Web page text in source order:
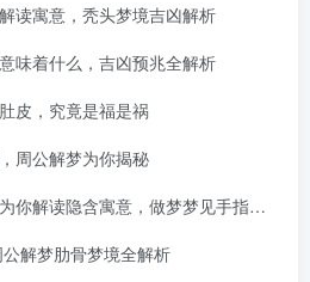
读寓意，秃头梦境吉凶解析
味着什么，吉凶预兆全解析
皮，究竟是福是祸
周公解梦为你揭秘
读隐含寓意，做梦梦见手指究竟好不好
解梦肋骨梦境全解析